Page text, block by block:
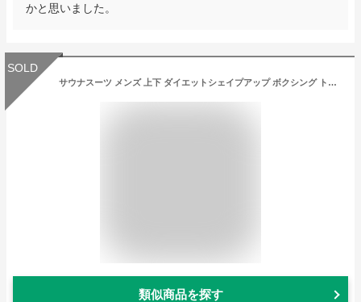
かと思いました。
SOLD
サウナスーツ メンズ 上下 ダイエットシェイプアップ ボクシング トレーニングウェア 大きいサイズ
類似商品を探す